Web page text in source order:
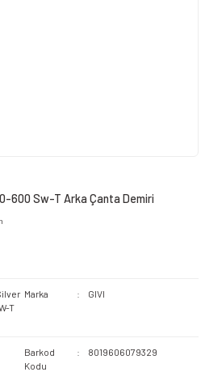
600 Sw-T Arka Çanta Demiri
T
Marka GIVI
Barkod
Kodu
8019606079329